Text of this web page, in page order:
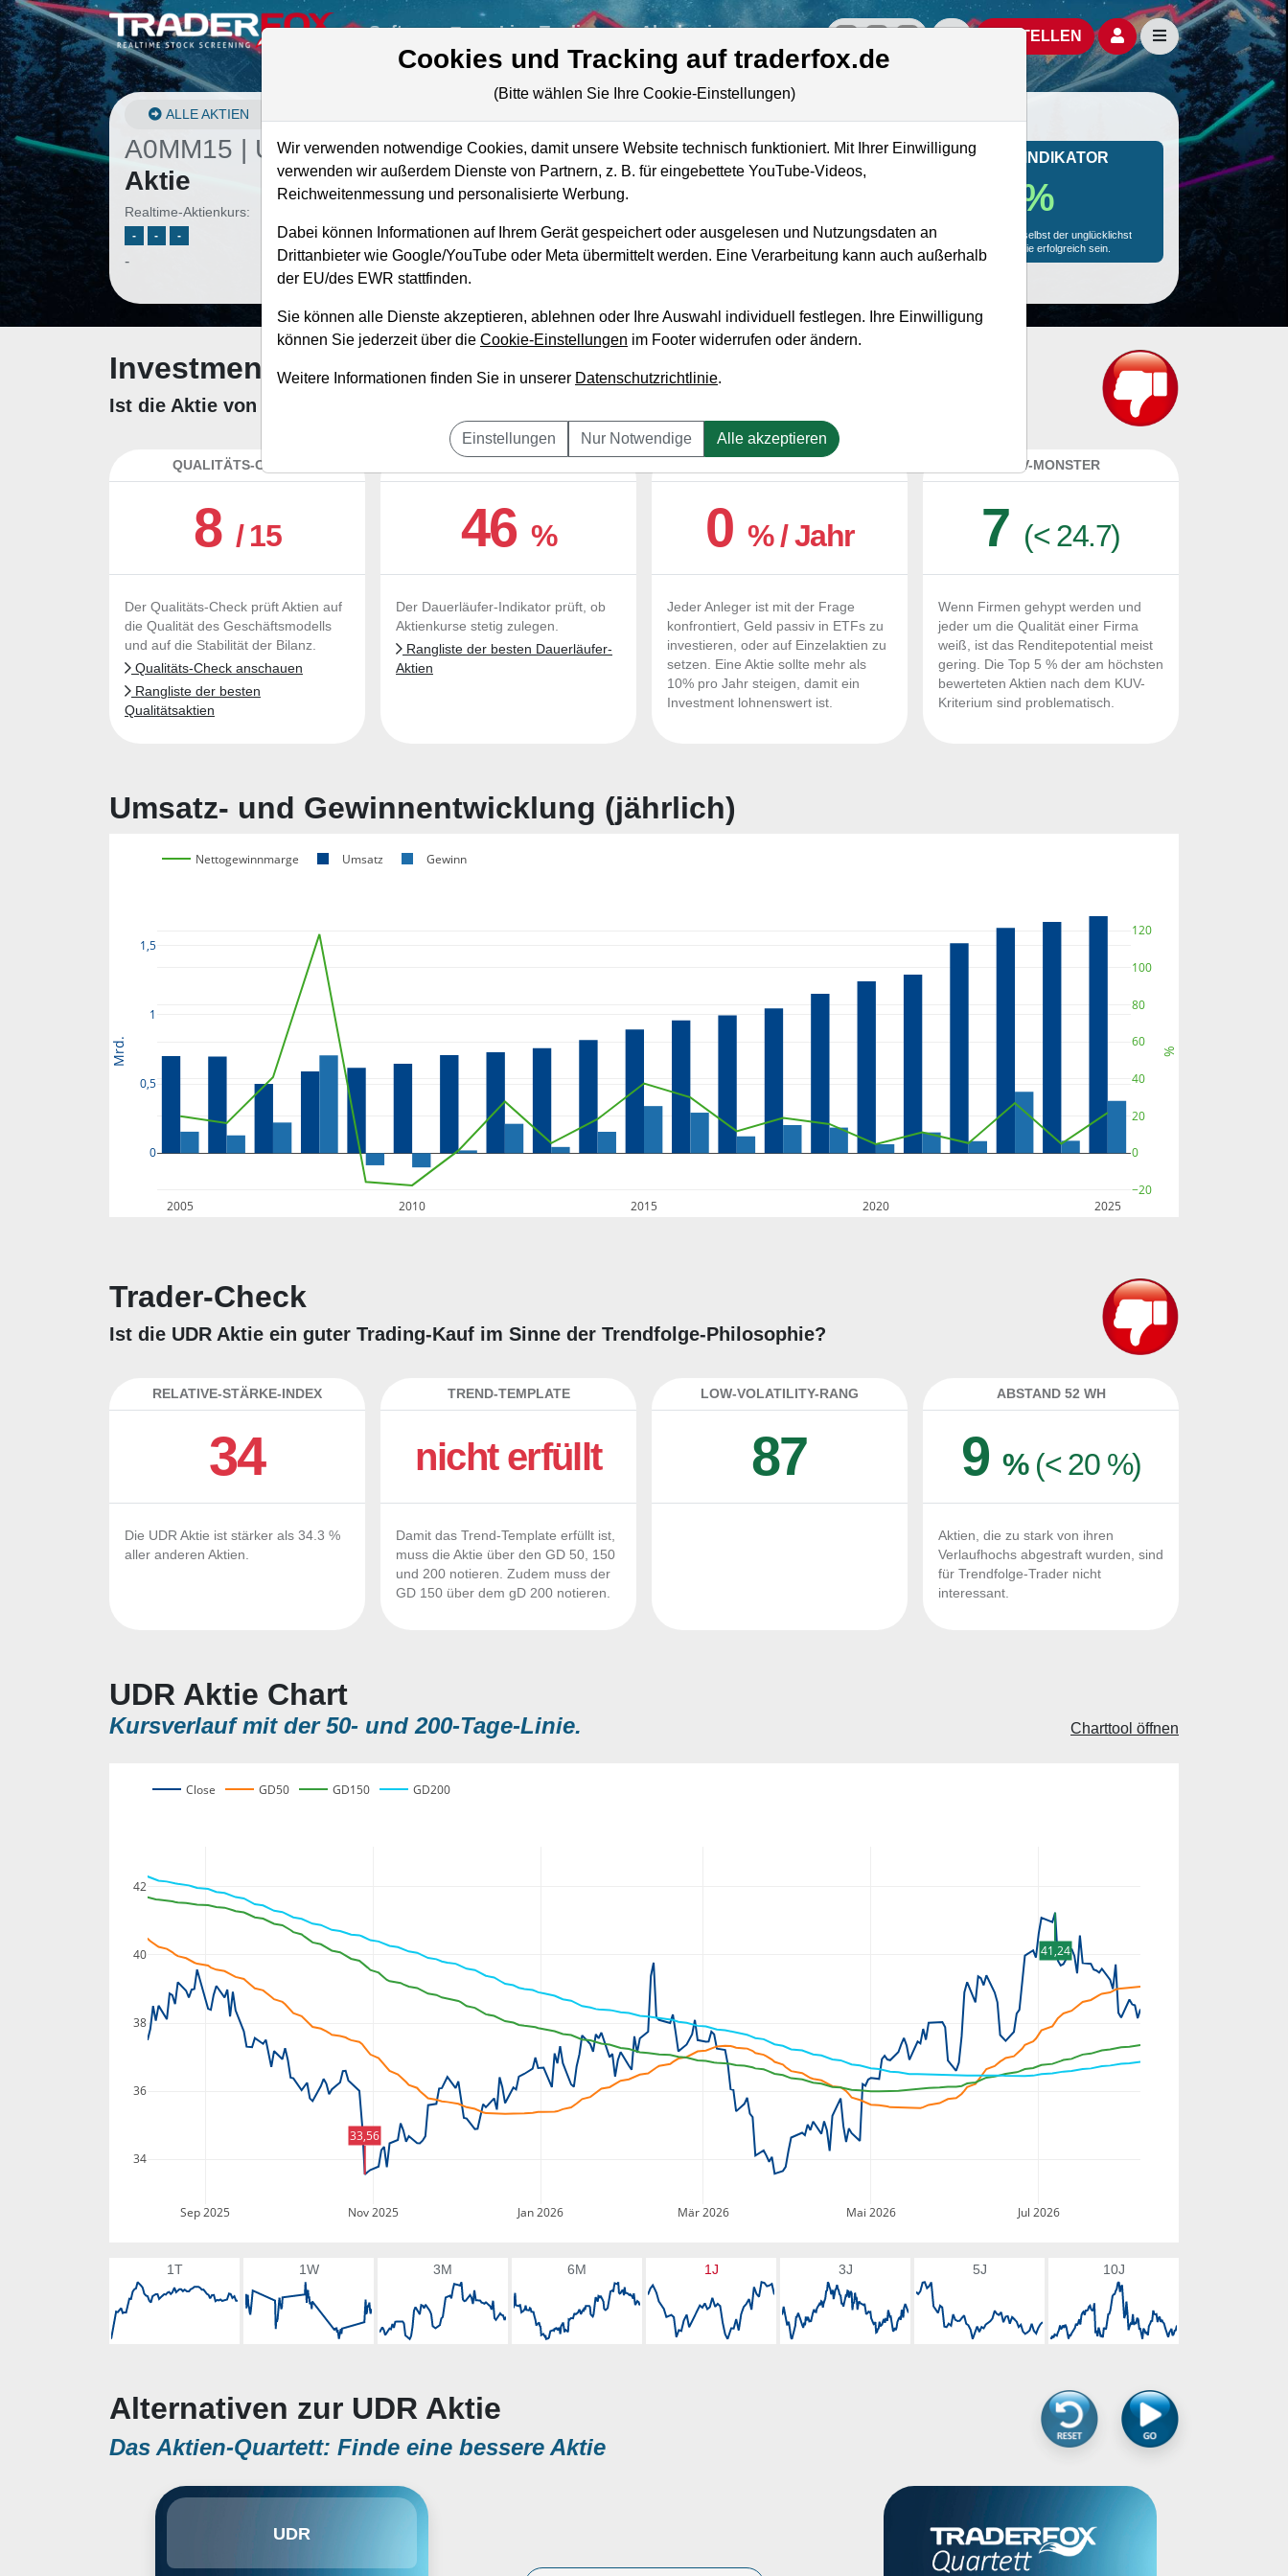
Software Live-Trading Akademie offizielle Social Media-AccountsAktien- und Artikelsuche öffnen
BESTELLEN Seitennavigation
ALLE AKTIEN
A0MM15 | UDR–UDR
Aktie
Realtime-Aktienkurs:
- - -
-
Marktkapitalisierung 12,34 Mrd. USD
Unternehmenswert
Umsatz 1,71 Mrd. USD
MONKEY-TRADER INDIKATOR
56.4 %
Mit 56.4 % Wahrscheinlichkeit wird selbst der unglücklichst
agierende Trader mit dieser Aktie erfolgreich sein.
Investment-Check: Kaufempfehlung?
Ist die Aktie von UDR zum Kaufen und Liegenlassen geeignet?
QUALITÄTS-CHECK
8 / 15
Der Qualitäts-Check prüft Aktien auf
die Qualität des Geschäftsmodells
und auf die Stabilität der Bilanz.
Qualitäts-Check anschauen
Rangliste der besten
Qualitätsaktien
46 %
Der Dauerläufer-Indikator prüft, ob
Aktienkurse stetig zulegen.
Rangliste der besten Dauerläufer-
Aktien
0% / Jahr
Jeder Anleger ist mit der Frage
konfrontiert, Geld passiv in ETFs zu
investieren, oder auf Einzelaktien zu
setzen. Eine Aktie sollte mehr als
10% pro Jahr steigen, damit ein
Investment lohnenswert ist.
KUV-MONSTER
7 (< 24.7)
Wenn Firmen gehypt werden und
jeder um die Qualität einer Firma
weiß, ist das Renditepotential meist
gering. Die Top 5 % der am höchsten
bewerteten Aktien nach dem KUV-
Kriterium sind problematisch.
Umsatz- und Gewinnentwicklung (jährlich)
2005 2010 2015 2020 2025
0
0,5
1
1,5
−20
0
20
40
60
80
100
120
Nettogewinnmarge Umsatz Gewinn
Mrd. %
Trader-Check
Ist die UDR Aktie ein guter Trading-Kauf im Sinne der Trendfolge-Philosophie?
RELATIVE-STÄRKE-INDEX
34
Die UDR Aktie ist stärker als 34.3 %
aller anderen Aktien.
TREND-TEMPLATE
nicht erfüllt
Damit das Trend-Template erfüllt ist,
muss die Aktie über den GD 50, 150
und 200 notieren. Zudem muss der
GD 150 über dem gD 200 notieren.
LOW-VOLATILITY-RANG
87
ABSTAND 52 WH
9% (< 20 %)
Aktien, die zu stark von ihren
Verlaufhochs abgestraft wurden, sind
für Trendfolge-Trader nicht
interessant.
UDR Aktie Chart
Kursverlauf mit der 50- und 200-Tage-Linie. Charttool öffnen
Sep 2025 Nov 2025 Jan 2026 Mär 2026 Mai 2026 Jul 2026
34
36
38
40
42
Close GD50 GD150 GD200
41,24
33,56
1T 1W 3M 6M 1J 3J 5J 10J
Alternativen zur UDR Aktie
Das Aktien-Quartett: Finde eine bessere Aktie
UDR
investment trust, which owns,
develops, redevelops, disposes
Cookies und Tracking auf traderfox.de
(Bitte wählen Sie Ihre Cookie-Einstellungen)
Wir verwenden notwendige Cookies, damit unsere Website technisch funktioniert. Mit Ihrer Einwilligung
verwenden wir außerdem Dienste von Partnern, z. B. für eingebettete YouTube-Videos,
Reichweitenmessung und personalisierte Werbung.
Dabei können Informationen auf Ihrem Gerät gespeichert oder ausgelesen und Nutzungsdaten an
Drittanbieter wie Google/YouTube oder Meta übermittelt werden. Eine Verarbeitung kann auch außerhalb
der EU/des EWR stattfinden.
Sie können alle Dienste akzeptieren, ablehnen oder Ihre Auswahl individuell festlegen. Ihre Einwilligung
können Sie jederzeit über die Cookie-Einstellungen im Footer widerrufen oder ändern.
Weitere Informationen finden Sie in unserer Datenschutzrichtlinie.
Einstellungen Nur Notwendige Alle akzeptieren